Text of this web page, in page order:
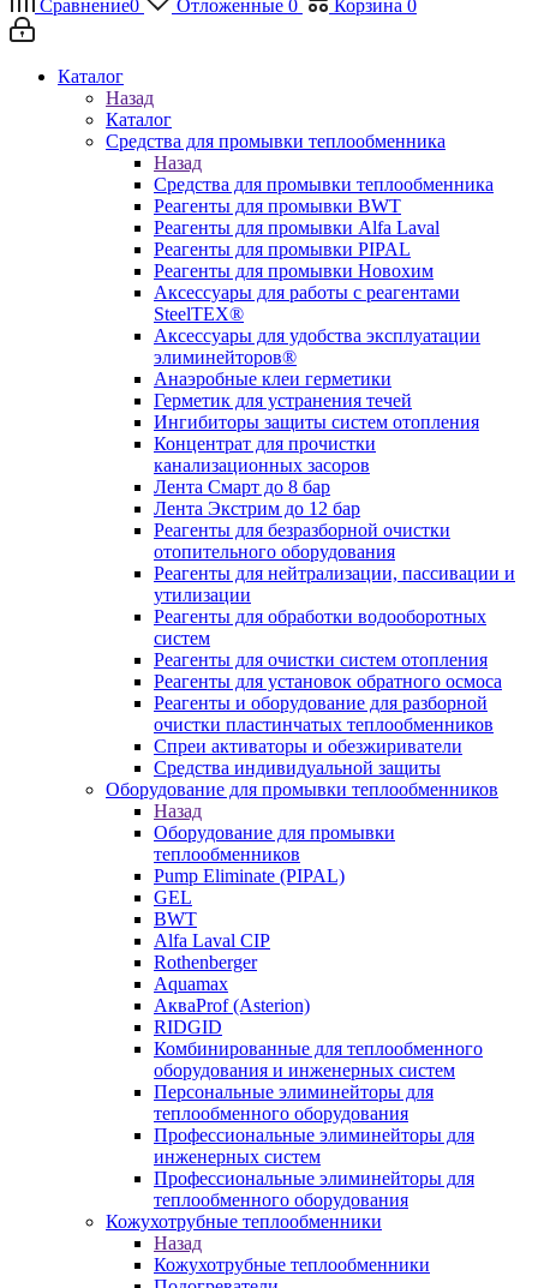
Сравнение0 Отложенные 0 Корзина 0
Каталог
Назад
Каталог
Средства для промывки теплообменника
Назад
Средства для промывки теплообменника
Реагенты для промывки BWT
Реагенты для промывки Alfa Laval
Реагенты для промывки PIPAL
Реагенты для промывки Новохим
Аксессуары для работы с реагентами
SteelTEX®
Аксессуары для удобства эксплуатации
элиминейторов®
Анаэробные клеи герметики
Герметик для устранения течей
Ингибиторы защиты систем отопления
Концентрат для прочистки
канализационных засоров
Лента Смарт до 8 бар
Лента Экстрим до 12 бар
Реагенты для безразборной очистки
отопительного оборудования
Реагенты для нейтрализации, пассивации и
утилизации
Реагенты для обработки водооборотных
систем
Реагенты для очистки систем отопления
Реагенты для установок обратного осмоса
Реагенты и оборудование для разборной
очистки пластинчатых теплообменников
Спреи активаторы и обезжириватели
Средства индивидуальной защиты
Оборудование для промывки теплообменников
Назад
Оборудование для промывки
теплообменников
Pump Eliminate (PIPAL)
GEL
BWT
Alfa Laval CIP
Rothenberger
Aquamax
АкваProf (Asterion)
RIDGID
Комбинированные для теплообменного
оборудования и инженерных систем
Персональные элиминейторы для
теплообменного оборудования
Профессиональные элиминейторы для
инженерных систем
Профессиональные элиминейторы для
теплообменного оборудования
Кожухотрубные теплообменники
Назад
Кожухотрубные теплообменники